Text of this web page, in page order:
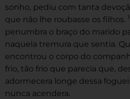
sonho, pediu com tanta
que não lhe roubasse os filhos.
penumbra o braço do marido
naquela tremura que sentia.
encontrou o corpo do
frio, tão frio que parecia que,
adormecera longe dessa
nunca acendera.